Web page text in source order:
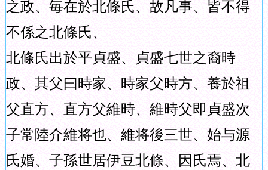
之政、毎在於北條氏、故凡事、皆不得
不係之北條氏、
北條氏出於平貞盛、貞盛七世之裔時
政、其父曰時家、時家父時方、養於祖
父直方、直方父維時、維時父即貞盛次
子常陸介維将也、維将後三世、始与源
氏婚、子孫世居伊豆北條、因氏焉、北